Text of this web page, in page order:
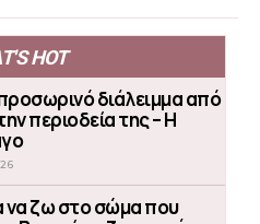
HOT
διάλειμμα από
περιοδεία της – Η
να ζω στο σώμα που